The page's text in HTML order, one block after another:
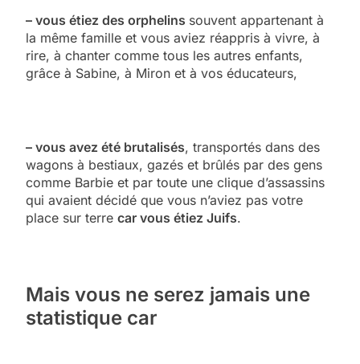
– vous étiez des orphelins souvent appartenant à
la même famille et vous aviez réappris à vivre, à
rire, à chanter comme tous les autres enfants,
grâce à Sabine, à Miron et à vos éducateurs,
– vous avez été brutalisés, transportés dans des
wagons à bestiaux, gazés et brûlés par des gens
comme Barbie et par toute une clique d’assassins
qui avaient décidé que vous n’aviez pas votre
place sur terre car vous étiez Juifs.
Mais vous ne serez jamais une
statistique car